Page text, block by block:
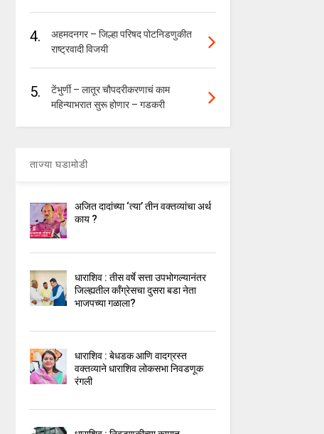
4.
अहमदनगर – जिल्हा परिषद पोटनिडणुकीत
राष्ट्रवादी विजयी
5.
टेंभुर्णी – लातूर चौपदरीकरणाचं काम
महिन्याभरात सुरू होणार – गडकरी
ताज्या घडामोडी
अजित दादांच्या ‘त्या’ तीन वक्तव्यांचा अर्थ
काय ?
धाराशिव : तीस वर्षे सत्ता उपभोगल्यानंतर
जिल्ह्यतील कॉंग्रेसचा दुसरा बडा नेता
भाजपच्या गळाला?
धाराशिव : बेधडक आणि वादग्रस्त
वक्तव्याने धाराशिव लोकसभा निवडणूक
रंगली